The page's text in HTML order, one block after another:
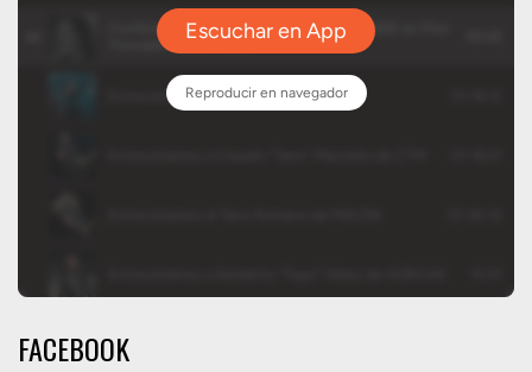
FACEBOOK